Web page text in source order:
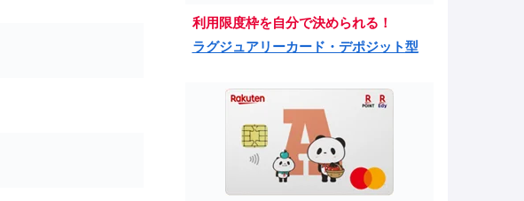
利用限度枠を自分で決められる！
ラグジュアリーカード・デポジット型